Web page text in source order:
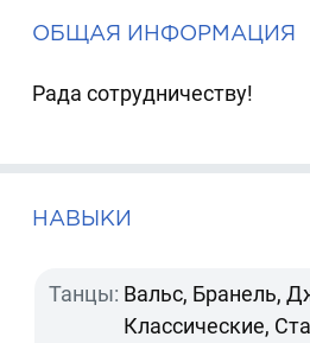
ОБЩАЯ ИНФОРМАЦИЯ
Рада сотрудничеству!
НАВЫКИ
Танцы: Вальс, Бранель,
Классические,